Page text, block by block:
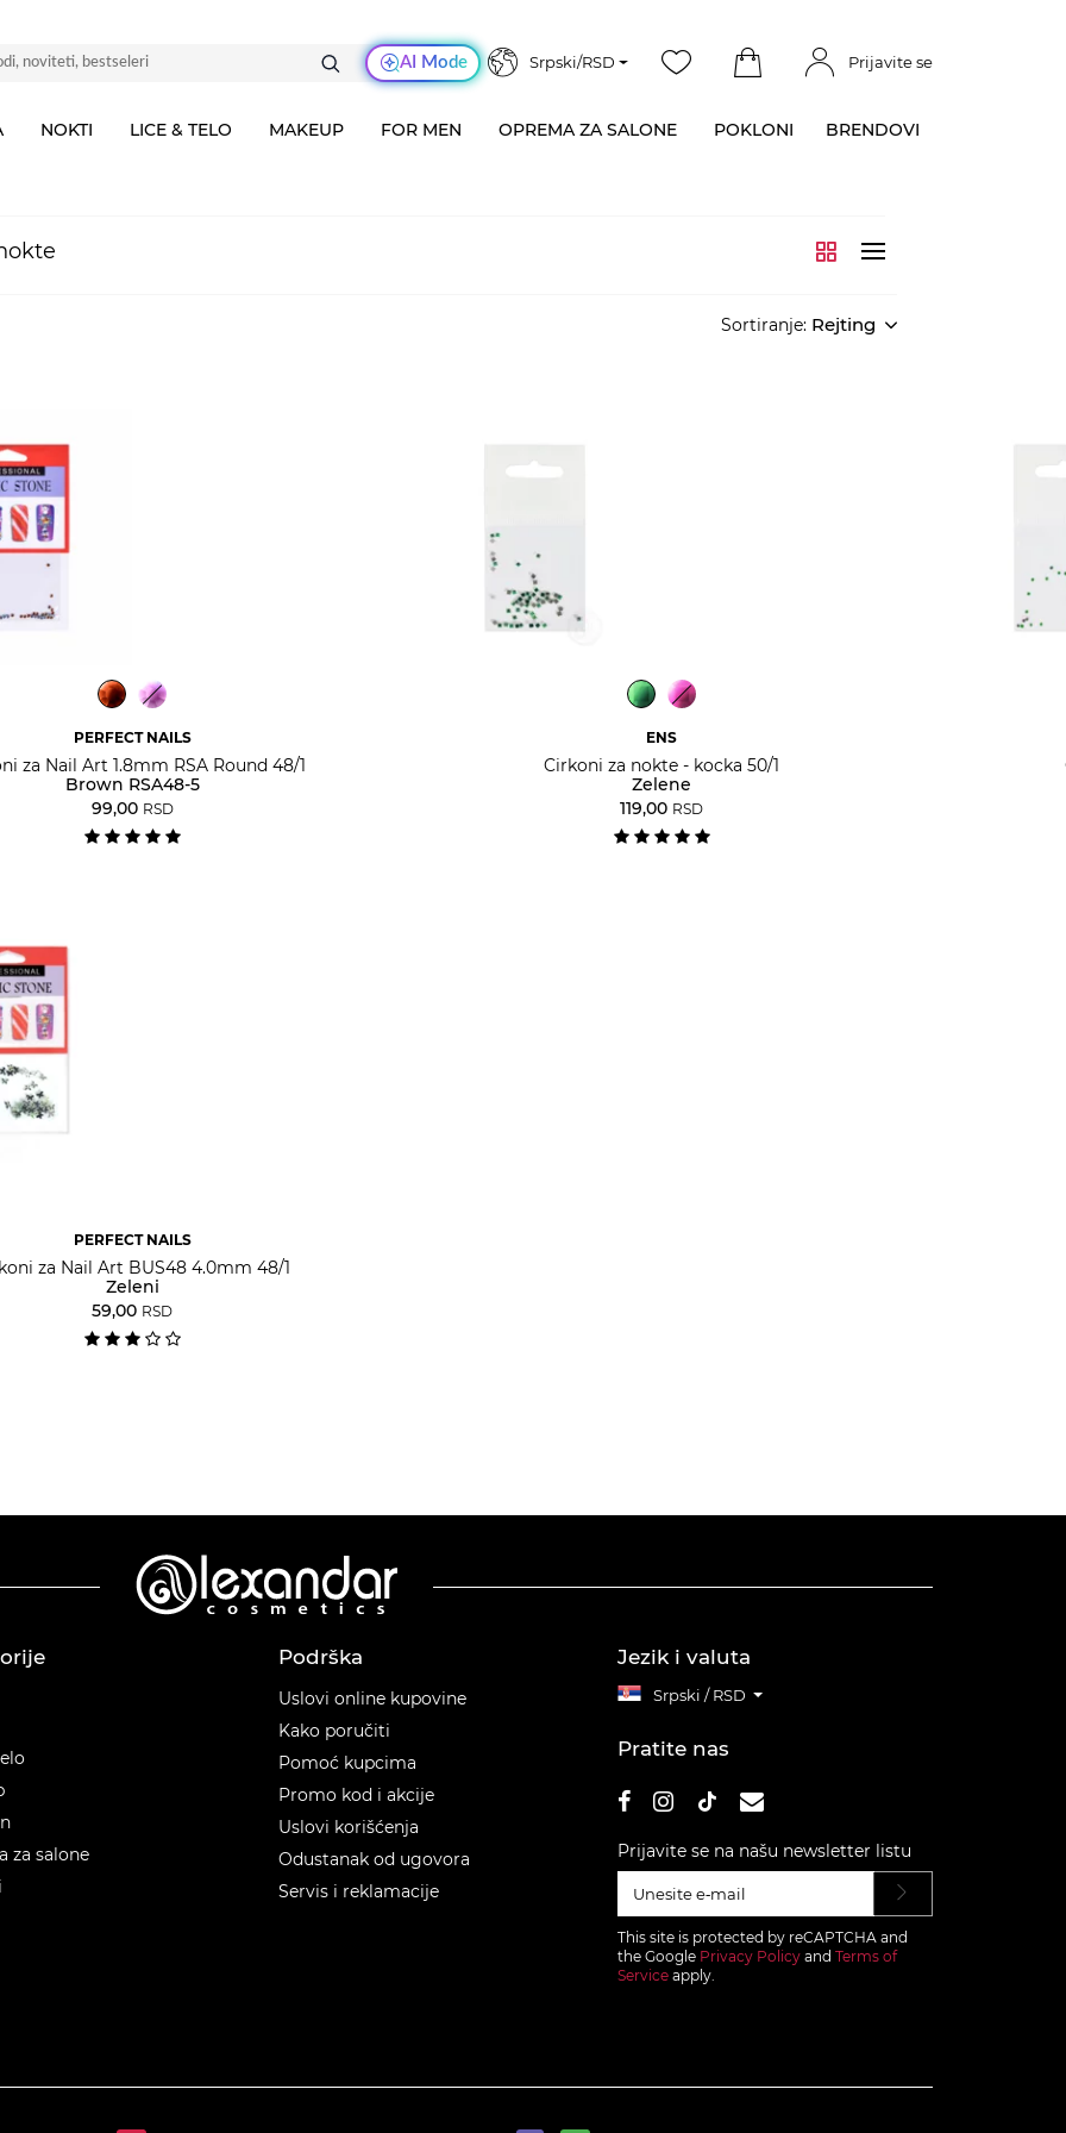
AI Mode Srpski/RSD Prijavite se
NOKTI LICE & TELO MAKEUP FOR MEN OPREMA ZA SALONE POKLONI BRENDOVI
Sortiranje: Rejting
PERFECT NAILS
za Nail Art 1.8mm RSA Round 48/1
Brown RSA48-5
99,00 RSD
ENS
Cirkoni za nokte - kocka 50/1
Zelene
119,00 RSD
PERFECT NAILS
za Nail Art BUS48 4.0mm 48/1
Zeleni
59,00 RSD
za salone
Podrška
Uslovi online kupovine
Kako poručiti
Pomoć kupcima
Promo kod i akcije
Uslovi korišćenja
Odustanak od ugovora
Servis i reklamacije
Jezik i valuta
Srpski / RSD
Pratite nas
Prijavite se na našu newsletter listu
This site is protected by reCAPTCHA and
the Google Privacy Policy and Terms of
Service apply.